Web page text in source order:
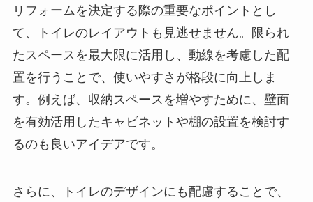
リフォームを決定する際の重要なポイントとし
て、トイレのレイアウトも見逃せません。限られ
たスペースを最大限に活用し、動線を考慮した配
置を行うことで、使いやすさが格段に向上しま
す。例えば、収納スペースを増やすために、壁面
を有効活用したキャビネットや棚の設置を検討す
るのも良いアイデアです。
さらに、トイレのデザインにも配慮することで、